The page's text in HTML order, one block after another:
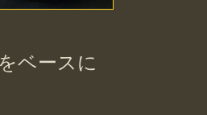
ベースに